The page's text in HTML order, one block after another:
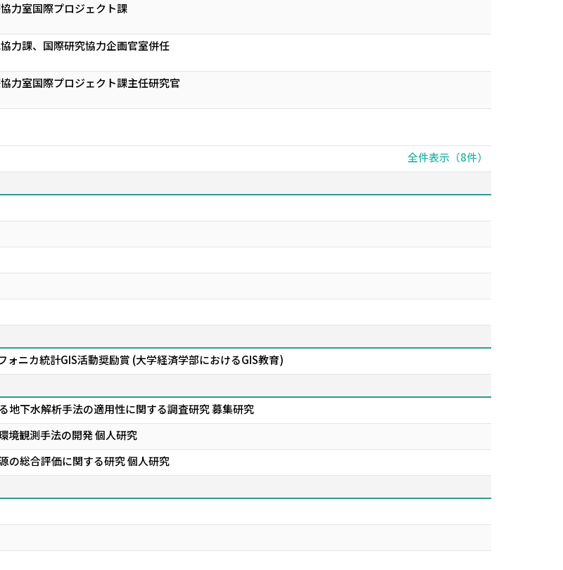
力室国際プロジェクト課
力課、国際研究協力企画官室併任
力室国際プロジェクト課主任研究官
全件表示（8件）
ニカ統計GIS活動奨励賞 (大学経済学部におけるGIS教育)
地下水解析手法の適用性に関する調査研究 募集研究
境観測手法の開発 個人研究
の総合評価に関する研究 個人研究